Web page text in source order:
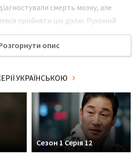
смерть мозку, але
прийняти цю долю. Рухомий
він наважився на
спланував та провів
друзям, де Ви дивились нову 6 серію
опис
УКРАЇНСЬКОЮ
Сезон 1 Серія 12